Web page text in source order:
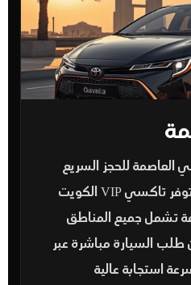
العاصمةللحجز السريع
داخل محافظة العاصمة، توفر تاكسي VIP الكويت
متاحة 24 ساعة تشمل جميع المناطق
طلب السيارة مباشرة عبر
استجابة عالية